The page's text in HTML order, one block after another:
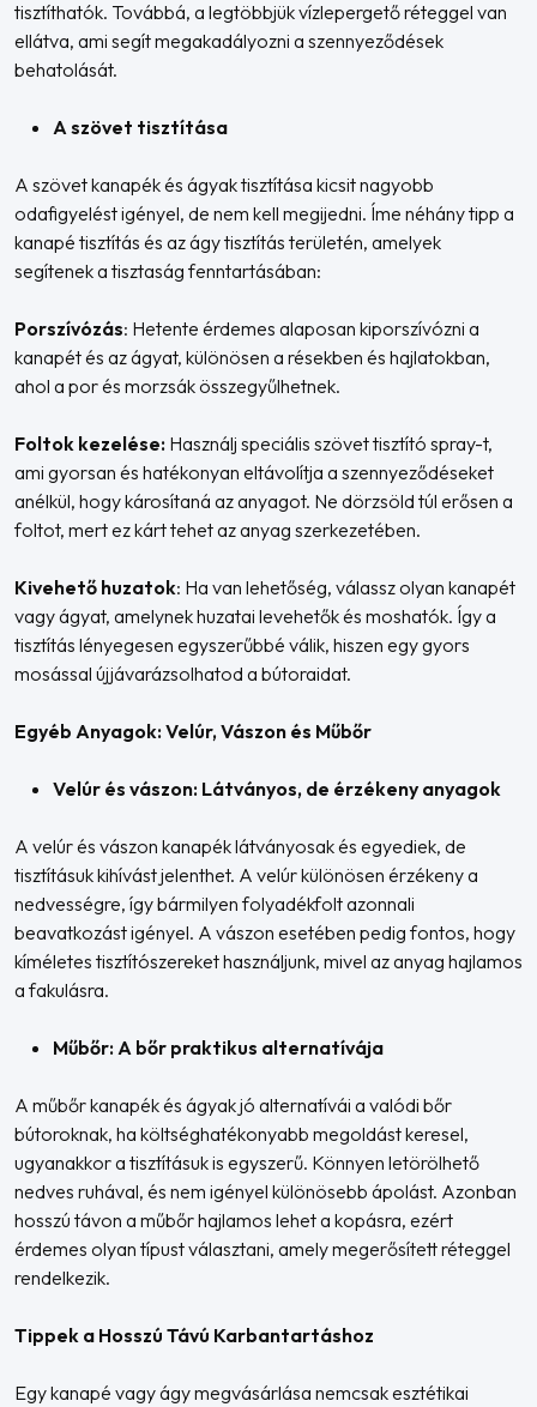
tisztíthatók. Továbbá, a legtöbbjük vízlepergető réteggel van
ellátva, ami segít megakadályozni a szennyeződések
behatolását.
A szövet tisztítása
A szövet kanapék és ágyak tisztítása kicsit nagyobb
odafigyelést igényel, de nem kell megijedni. Íme néhány tipp a
kanapé tisztítás és az ágy tisztítás területén, amelyek
segítenek a tisztaság fenntartásában:
Porszívózás: Hetente érdemes alaposan kiporszívózni a
kanapét és az ágyat, különösen a résekben és hajlatokban,
ahol a por és morzsák összegyűlhetnek.
Foltok kezelése: Használj speciális szövet tisztító spray-t,
ami gyorsan és hatékonyan eltávolítja a szennyeződéseket
anélkül, hogy károsítaná az anyagot. Ne dörzsöld túl erősen a
foltot, mert ez kárt tehet az anyag szerkezetében.
Kivehető huzatok: Ha van lehetőség, válassz olyan kanapét
vagy ágyat, amelynek huzatai levehetők és moshatók. Így a
tisztítás lényegesen egyszerűbbé válik, hiszen egy gyors
mosással újjávarázsolhatod a bútoraidat.
Egyéb Anyagok: Velúr, Vászon és Műbőr
Velúr és vászon: Látványos, de érzékeny anyagok
A velúr és vászon kanapék látványosak és egyediek, de
tisztításuk kihívást jelenthet. A velúr különösen érzékeny a
nedvességre, így bármilyen folyadékfolt azonnali
beavatkozást igényel. A vászon esetében pedig fontos, hogy
kíméletes tisztítószereket használjunk, mivel az anyag hajlamos
a fakulásra.
Műbőr: A bőr praktikus alternatívája
A műbőr kanapék és ágyak jó alternatívái a valódi bőr
bútoroknak, ha költséghatékonyabb megoldást keresel,
ugyanakkor a tisztításuk is egyszerű. Könnyen letörölhető
nedves ruhával, és nem igényel különösebb ápolást. Azonban
hosszú távon a műbőr hajlamos lehet a kopásra, ezért
érdemes olyan típust választani, amely megerősített réteggel
rendelkezik.
Tippek a Hosszú Távú Karbantartáshoz
Egy kanapé vagy ágy megvásárlása nemcsak esztétikai